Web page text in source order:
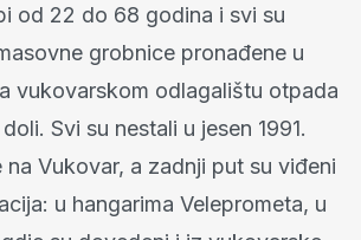
od 22 do 68 godina i svi su
grobnice pronađene u
vukovarskom odlagalištu otpada
Svi su nestali u jesen 1991.
na Vukovar, a zadnji put su viđeni
u hangarima Veleprometa, u